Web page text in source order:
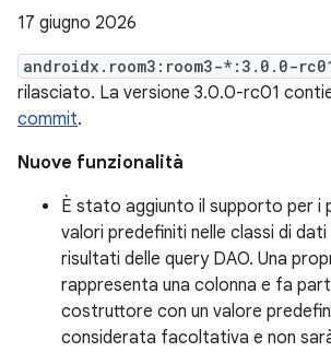
17 giugno 2026
androidx.room3:room3-*:3.0.0-
rilasciato. La versione 3.0.0-rc01
commit.
Nuove funzionalità
È stato aggiunto il supporto per i
valori predefiniti nelle classi di
risultati delle query DAO. Una
rappresenta una colonna e fa
costruttore con un valore
considerata facoltativa e non